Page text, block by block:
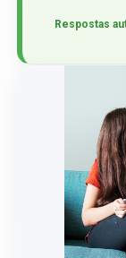
Respostas